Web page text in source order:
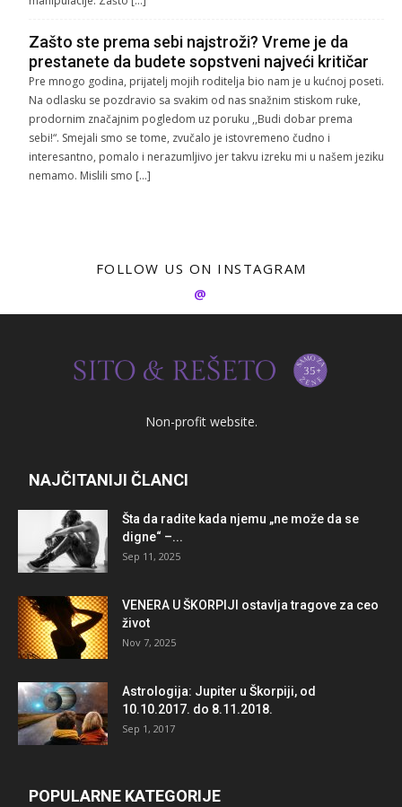
Zašto ste prema sebi najstroži? Vreme je da
prestanete da budete sopstveni najveći kritičar
Pre mnogo godina, prijatelj mojih roditelja bio nam je u kućnoj poseti.
Na odlasku se pozdravio sa svakim od nas snažnim stiskom ruke,
prodornim značajnim pogledom uz poruku ,,Budi dobar prema
sebi!“. Smejali smo se tome, zvučalo je istovremeno čudno i
interesantno, pomalo i nerazumljivo jer takvu izreku mi u našem jeziku
nemamo. Mislili smo […]
FOLLOW US ON INSTAGRAM
@
Non-profit website.
NAJČITANIJI ČLANCI
Šta da radite kada njemu „ne može da se
digne“ –...
Sep 11, 2025
VENERA U ŠKORPIJI ostavlja tragove za ceo
život
Nov 7, 2025
Astrologija: Jupiter u Škorpiji, od
10.10.2017. do 8.11.2018.
Sep 1, 2017
POPULARNE KATEGORIJE